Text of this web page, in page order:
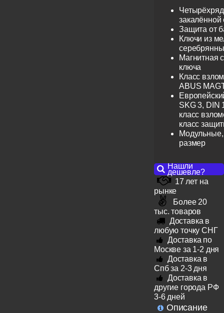
закалённой
Защита от
Ключи из
Магнитная
ключа
Класс
ABUS
SKG 3, DIN
класс
класс
размер
Нашли
дешевле?
17 лет на
рынке
Более 20
тыс. товаров
Доставка в
любую точку СНГ
Доставка по
Москве за 1-2 дня
Доставка в
Спб за 2-3 дня
Доставка в
другие города РФ
3-6 дней
Описание